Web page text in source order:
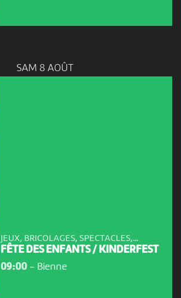
SAM 8 AOÛT
JEUX, BRICOLAGES, SPECTACLES,...
FÊTE DES ENFANTS / KINDERFEST
09:00- Bienne